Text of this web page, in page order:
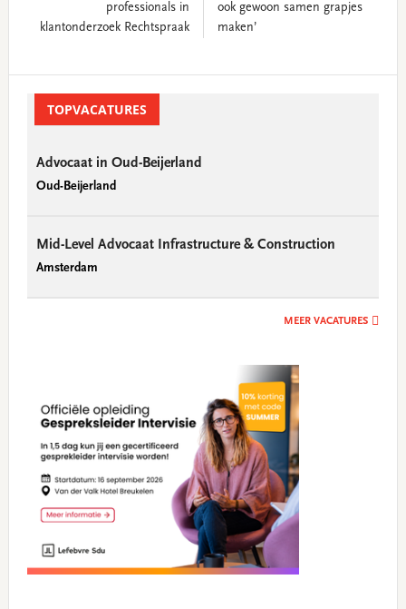
professionals in
klantonderzoek Rechtspraak
ook gewoon samen grapjes
maken’
SidebarTOPVACATURES
Advocaat in Oud-Beijerland
Oud-Beijerland
Mid-Level Advocaat Infrastructure & Construction
Amsterdam
MEER VACATURES